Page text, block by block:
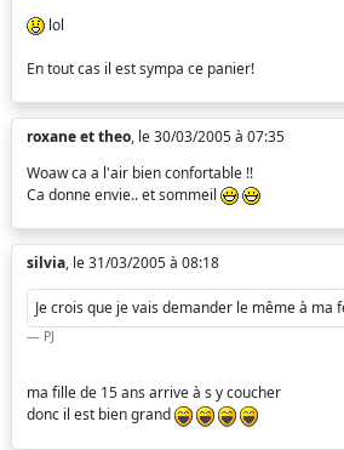
lol
En tout cas il est sympa ce panier!
roxane et theo, le 30/03/2005 à 07:35
Woaw ca a l'air bien confortable !!
Ca donne envie.. et sommeil
silvia, le 31/03/2005 à 08:18
Je crois que je vais demander le même à ma
PJ
ma fille de 15 ans arrive à s y coucher
donc il est bien grand